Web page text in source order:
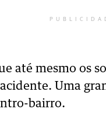
até mesmo os
Uma
bairro.